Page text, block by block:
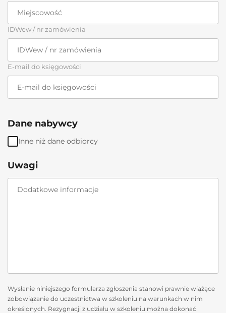
IDWew / nr zamówienia
E-mail do księgowości
Dane nabywcy
Inne niż dane odbiorcy
Uwagi
Wysłanie niniejszego formularza zgłoszenia stanowi prawnie wiążące
zobowiązanie do uczestnictwa w szkoleniu na warunkach w nim
określonych. Rezygnacji z udziału w szkoleniu można dokonać